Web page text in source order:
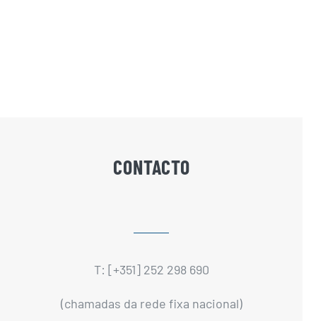
CONTACTO
T: [+351] 252 298 690
(chamadas da rede fixa nacional)